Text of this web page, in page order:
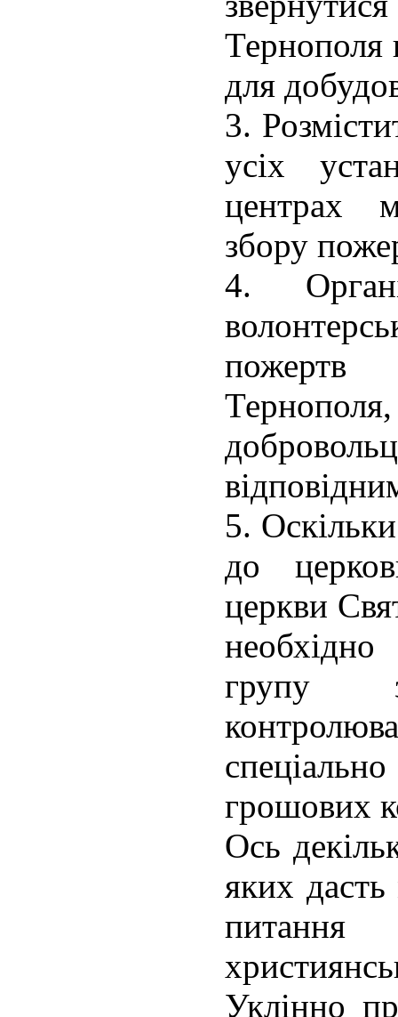
Тернополя
для
3.
усіх
центрах
збору
4.
пожертв
5.
до
церкви
групу
грошових
Ось
яких
Уклінно